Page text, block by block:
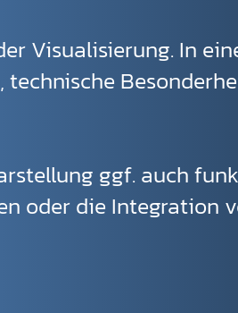
Visualisierung. In
ggf. auch
oder die Integration